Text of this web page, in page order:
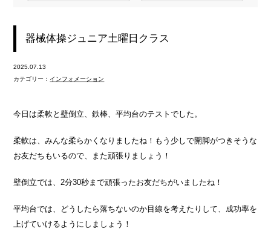
器械体操ジュニア土曜日クラス
2025.07.13
カテゴリー： インフォメーション
今日は柔軟と壁倒立、鉄棒、平均台のテストでした。
柔軟は、みんな柔らかくなりましたね！もう少しで開脚がつきそうな
お友だちもいるので、また頑張りましょう！
壁倒立では、2分30秒まで頑張ったお友だちがいましたね！
平均台では、どうしたら落ちないのか目線を考えたりして、成功率を
上げていけるようにしましょう！